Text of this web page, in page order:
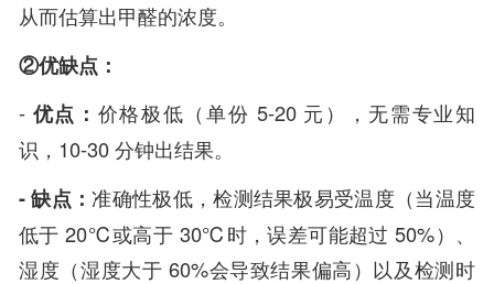
从而估算出甲醛的浓度。
②优缺点：
- 优点： 价格极低（单份 5-20 元），无需专业知
识，10-30 分钟出结果。
- 缺点：准确性极低，检测结果极易受温度（当温度
低于 20℃或高于 30℃时，误差可能超过 50%）、
湿度（湿度大于 60%会导致结果偏高）以及检测时